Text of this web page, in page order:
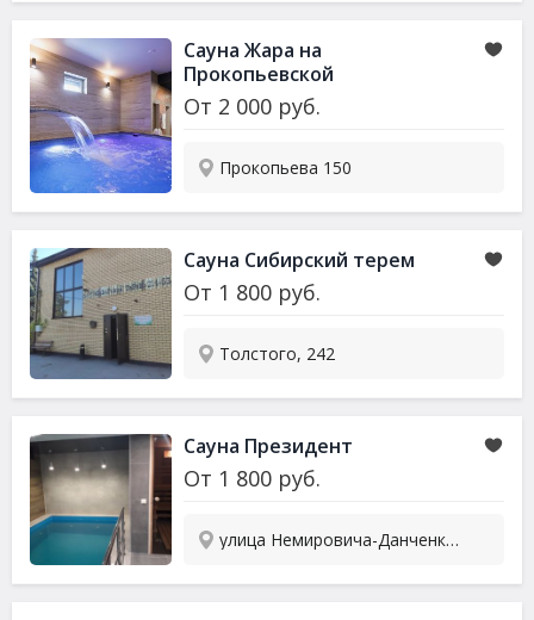
Сауна Жара на
Прокопьевской
От 2 000 руб.
Прокопьева 150
Сауна Сибирский терем
От 1 800 руб.
Толстого, 242
Сауна Президент
От 1 800 руб.
улица Немировича-Данченко, 124